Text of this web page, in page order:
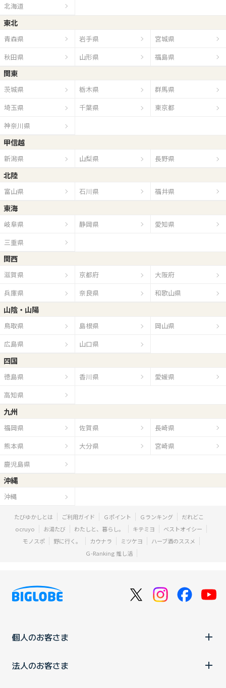
北海道
東北
青森県 岩手県
宮城県
秋田県
山形県 福島県
関東
茨城県 栃木県
群馬県
埼玉県
千葉県
東京都
神奈川県
甲信越
新潟県 山梨県 長野県
北陸
富山県 石川県 福井県
東海
岐阜県 静岡県
愛知県
三重県
関西
滋賀県 京都府
大阪府
兵庫県
奈良県 和歌山県
山陰・山陽
鳥取県 島根県
岡山県
広島県
山口県
四国
徳島県 香川県
愛媛県
高知県
九州
福岡県 佐賀県
長崎県
熊本県
大分県
宮崎県
鹿児島県
沖縄
沖縄
たびゆかしとは ご利用ガイド Ｇポイント Ｇランキング
だれどこ
ocruyo
お湯たび わたしと、暮らし。 キテミヨ
ベストオイシー
モノスポ
野に行く。 カウナラ ミツケヨ
ハーブ酒のススメ
Ｇ-Ranking 推し活
個人のお客さま
法人のお客さま